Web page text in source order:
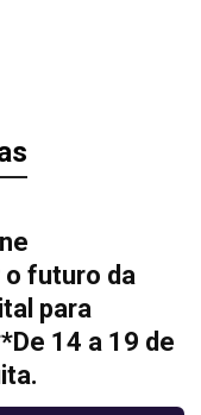
futuro da
para
14 a 19 de